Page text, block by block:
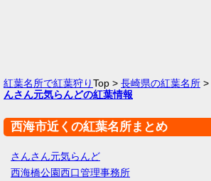
紅葉名所で紅葉狩りTop > 長崎県の紅葉名所 >
んさん元気らんどの紅葉情報
西海市近くの紅葉名所まとめ
さんさん元気らんど
西海橋公園西口管理事務所